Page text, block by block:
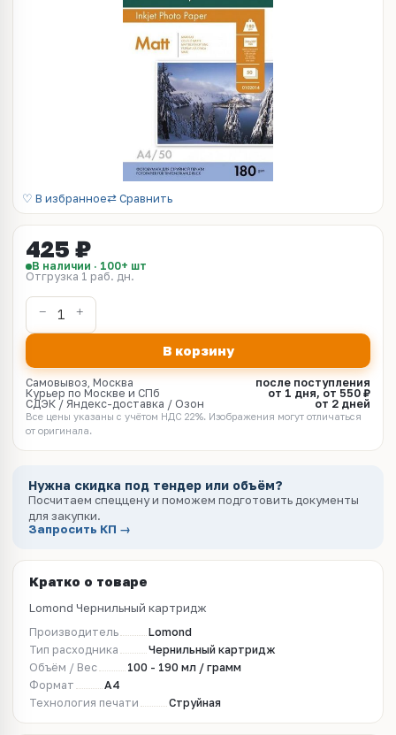
♡ В избранное⇄ Сравнить
425 ₽
В наличии · 100+ шт
Отгрузка 1 раб. дн.
В корзину
Самовывоз, Москва
после поступления
Курьер по Москве и СПб
от 1 дня, от 550 ₽
СДЭК / Яндекс-доставка / Озон
от 2 дней
Все цены указаны с учётом НДС 22%. Изображения могут отличаться
от оригинала.
Нужна скидка под тендер или объём?
Посчитаем спеццену и поможем подготовить документы
для закупки.
Запросить КП →
Кратко о товаре
Lomond Чернильный картридж
Производитель
Lomond
Тип расходника
Чернильный картридж
Объём / Вес
100 - 190 мл / грамм
Формат
A4
Технология печати
Струйная